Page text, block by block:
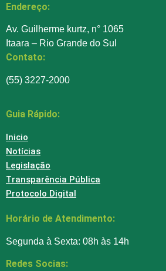
Endereço:
Av. Guilherme kurtz, n° 1065
Itaara – Rio Grande do Sul
Contato:
(55) 3227-2000
Guia Rápido:
Inicio
Notícias
Legislação
Transparência Pública
Protocolo Digital
Horário de Atendimento:
Segunda à Sexta: 08h às 14h
Redes Socias: